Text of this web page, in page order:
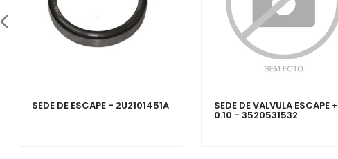
SEDE DE ESCAPE - 2U2101451A SEDE DE VALVULA ESCAPE +
0.10 - 3520531532